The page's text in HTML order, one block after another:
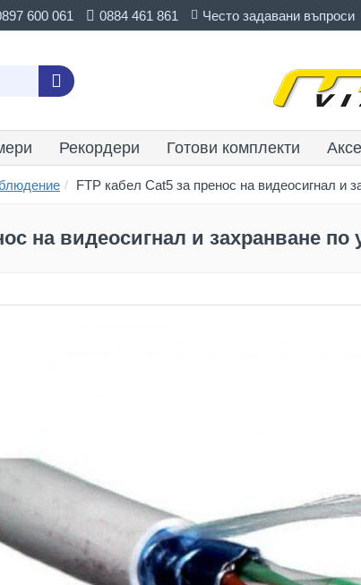
600 061 0884 461 861 Често задавани въпроси
Рекордери Готови комплекти
FTP кабел Cat5 за пренос на видеосигнал и
на видеосигнал и захранване по